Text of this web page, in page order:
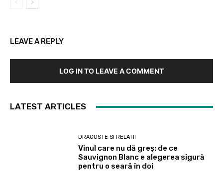
LEAVE A REPLY
LOG IN TO LEAVE A COMMENT
LATEST ARTICLES
DRAGOSTE SI RELATII
Vinul care nu dă greș: de ce
Sauvignon Blanc e alegerea sigură
pentru o seară în doi